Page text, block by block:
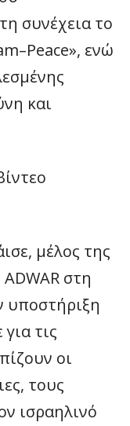
συνέχεια το
ενώ
και
μέλος της
στη
υποστήριξη
τις
οι
τους
ισραηλινό